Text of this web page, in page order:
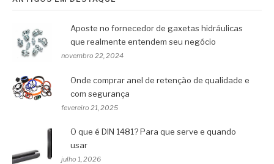
Aposte no fornecedor de gaxetas hidráulicas
que realmente entendem seu negócio
novembro 22, 2024
Onde comprar anel de retenção de qualidade e
com segurança
fevereiro 21, 2025
O que é DIN 1481? Para que serve e quando
usar
julho 1, 2026